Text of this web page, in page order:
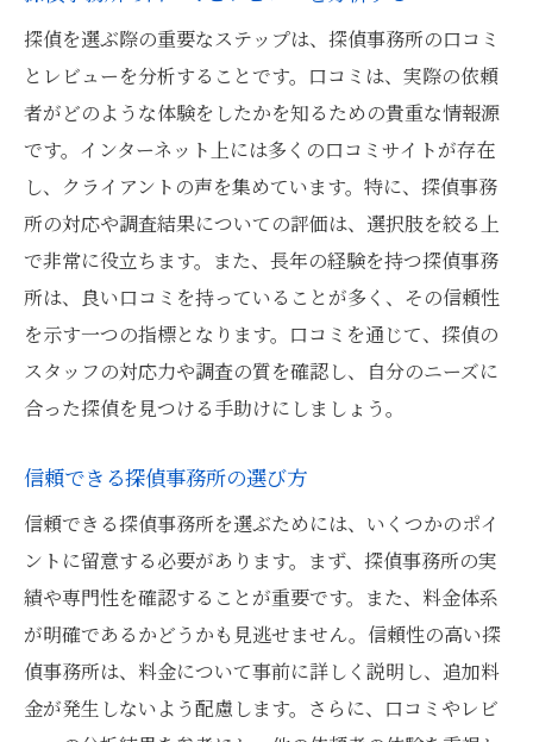
探偵を選ぶ際の重要なステップは、探偵事務所の口コミ
とレビューを分析することです。口コミは、実際の依頼
者がどのような体験をしたかを知るための貴重な情報源
です。インターネット上には多くの口コミサイトが存在
し、クライアントの声を集めています。特に、探偵事務
所の対応や調査結果についての評価は、選択肢を絞る上
で非常に役立ちます。また、長年の経験を持つ探偵事務
所は、良い口コミを持っていることが多く、その信頼性
を示す一つの指標となります。口コミを通じて、探偵の
スタッフの対応力や調査の質を確認し、自分のニーズに
合った探偵を見つける手助けにしましょう。
信頼できる探偵事務所の選び方
信頼できる探偵事務所を選ぶためには、いくつかのポイ
ントに留意する必要があります。まず、探偵事務所の実
績や専門性を確認することが重要です。また、料金体系
が明確であるかどうかも見逃せません。信頼性の高い探
偵事務所は、料金について事前に詳しく説明し、追加料
金が発生しないよう配慮します。さらに、口コミやレビ